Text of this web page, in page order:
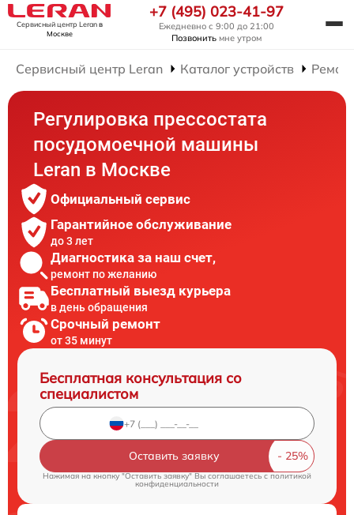
Сервисный центр Leranв
Москве
+7 (495) 023-41-97
Ежедневно с 9:00 до 21:00
Позвонить мне утром
Сервисный центр Leran Каталог устройств
Регулировка прессостата
посудомоечной машины
Leran в Москве
Официальный сервис
Гарантийное обслуживание
до 3 лет
Диагностика за наш счет,
ремонт по желанию
Бесплатный выезд курьера
в день обращения
Срочный ремонт
от 35 минут
Бесплатная консультация со
специалистом
Оставить заявку
Нажимая на кнопку "Оставить заявку" Вы соглашаетесь cполитикой
конфиденциальности